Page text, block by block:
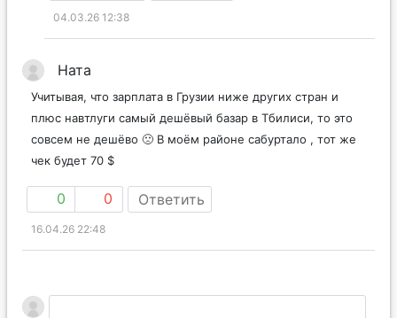
04.03.26 12:38
Ната
Учитывая, что зарплата в Грузии ниже других стран и
плюс навтлуги самый дешёвый базар в Тбилиси, то это
совсем не дешёво 🙁 В моём районе сабуртало , тот же
чек будет 70 $
0 0 Ответить
16.04.26 22:48